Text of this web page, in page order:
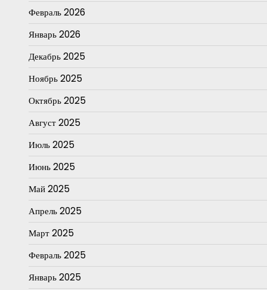
Февраль 2026
Январь 2026
Декабрь 2025
Ноябрь 2025
Октябрь 2025
Август 2025
Июль 2025
Июнь 2025
Май 2025
Апрель 2025
Март 2025
Февраль 2025
Январь 2025